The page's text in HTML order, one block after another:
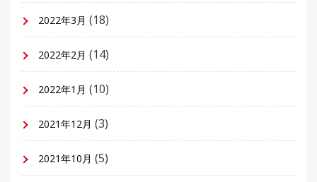
2022年3月 (18)
2022年2月 (14)
2022年1月 (10)
2021年12月 (3)
2021年10月 (5)